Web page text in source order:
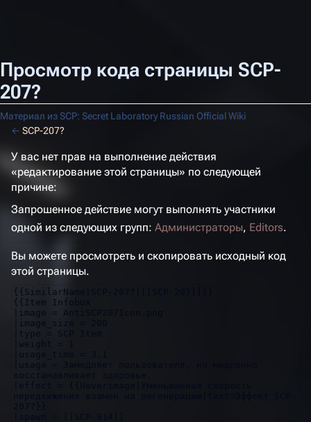
Просмотр кода страницы SCP-
207?
Материал из SCP: Secret Laboratory Russian Official Wiki
← SCP-207?
У вас нет прав на выполнение действия
«редактирование этой страницы» по следующей
причине:
Запрошенное действие могут выполнять участники
одной из следующих групп: Администраторы, Editors.
Вы можете просмотреть и скопировать исходный код
этой страницы.